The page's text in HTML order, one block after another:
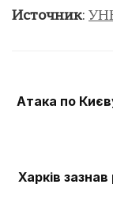
Источник:
Атака по
Харків